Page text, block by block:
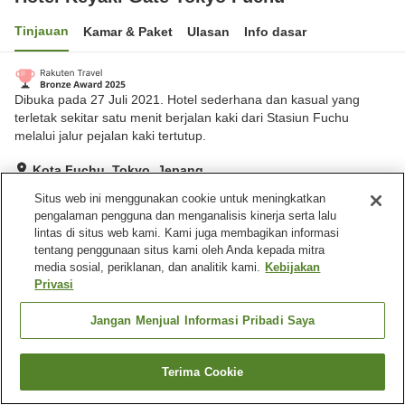
Tinjauan Kamar & Paket Ulasan Info dasar
Dibuka pada 27 Juli 2021. Hotel sederhana dan kasual yang
terletak sekitar satu menit berjalan kaki dari Stasiun Fuchu
melalui jalur pejalan kaki tertutup.
Kota Fuchu, Tokyo, Jepang
Hebat Ulasan:448
Fasilitas properti
Layanan bangun tidur
Mesin penjual otomatis
Hotel Keyaki Gate Tokyo FuchuCari kamar
Situs web ini menggunakan cookie untuk meningkatkan
pengalaman pengguna dan menganalisis kinerja serta lalu
lintas di situs web kami. Kami juga membagikan informasi
tentang penggunaan situs kami oleh Anda kepada mitra
media sosial, periklanan, dan analitik kami. Kebijakan
Privasi
Jangan Menjual Informasi Pribadi Saya
Terima Cookie